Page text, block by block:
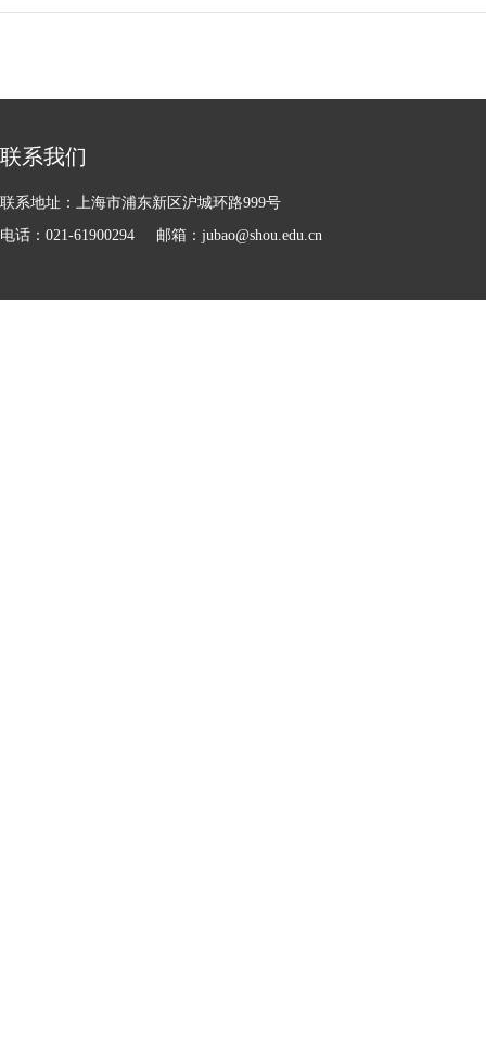
联系我们
联系地址：上海市浦东新区沪城环路999号
电话：021-61900294
邮箱：jubao@shou.edu.cn